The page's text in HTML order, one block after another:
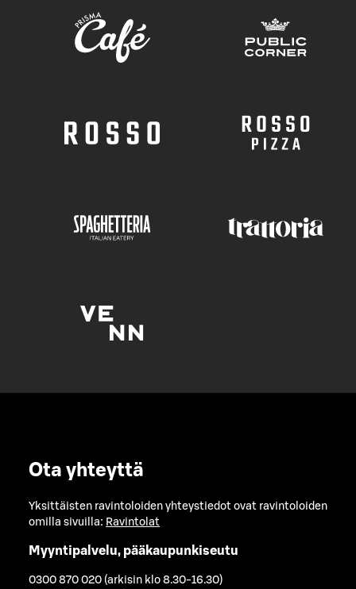
Ota yhteyttä
Yksittäisten ravintoloiden yhteystiedot ovat ravintoloiden
omilla sivuilla: Ravintolat
Myyntipalvelu, pääkaupunkiseutu
0300 870 020 (arkisin klo 8.30-16.30)